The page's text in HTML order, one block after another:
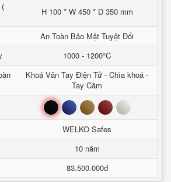
H 100 * W 450 * D 350 mm
An Toàn Bảo Mật Tuyệt Đối
1000 - 1200°C
Khoá Vân Tay Điện Tử - Chìa khoá -
Tay Cầm
Đen Xanh Nâu Đỏ Trắng
WELKO Safes
10 năm
83.500.000đ